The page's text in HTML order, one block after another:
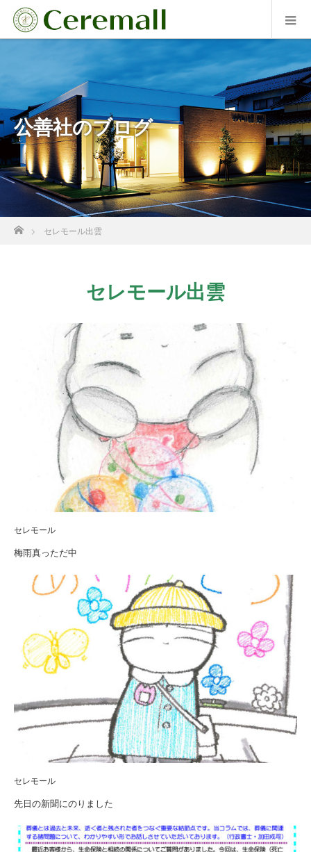
公善社のブログ
セレモール出雲
セレモール出雲
セレモール
梅雨真っただ中
セレモール
先日の新聞にのりました